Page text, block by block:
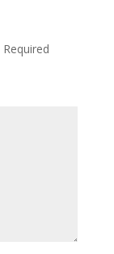
Required